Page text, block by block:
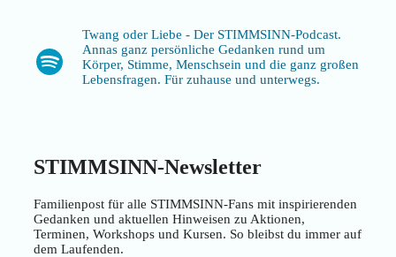
Spotify
Twang oder Liebe - Der STIMMSINN-Podcast.
Annas ganz persönliche Gedanken rund um
Körper, Stimme, Menschsein und die ganz großen
Lebensfragen. Für zuhause und unterwegs.
STIMMSINN-Newsletter
Familienpost für alle STIMMSINN-Fans mit inspirierenden
Gedanken und aktuellen Hinweisen zu Aktionen,
Terminen, Workshops und Kursen. So bleibst du immer auf
dem Laufenden.